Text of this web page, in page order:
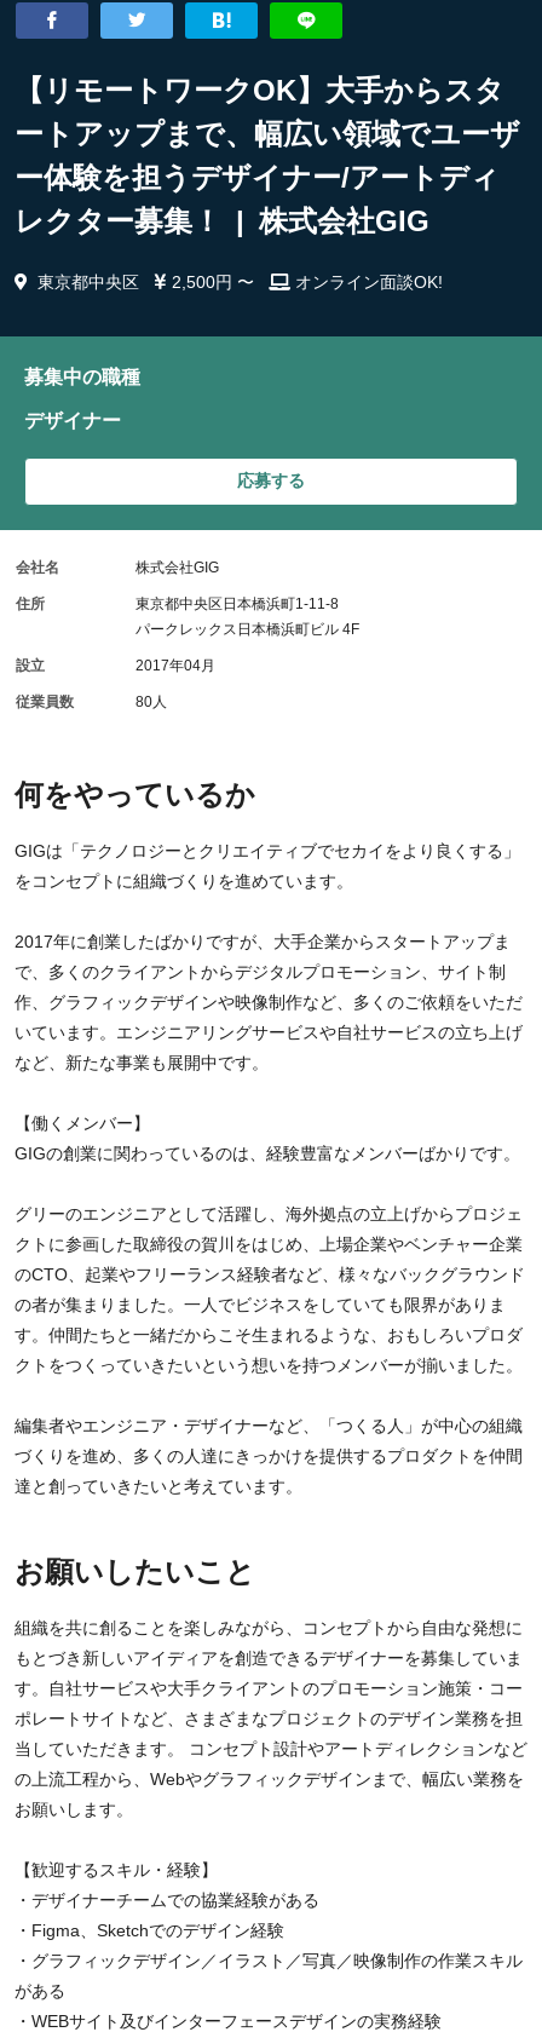
【リモートワークOK】大手からスタ
ートアップまで、幅広い領域でユーザ
ー体験を担うデザイナー/アートディ
レクター募集！ | 株式会社GIG
東京都中央区 2,500円 〜 オンライン面談OK!
何をやっているか
GIGは「テクノロジーとクリエイティブでセカイをより良くする」
をコンセプトに組織づくりを進めています。
2017年に創業したばかりですが、大手企業からスタートアップま
で、多くのクライアントからデジタルプロモーション、サイト制
作、グラフィックデザインや映像制作など、多くのご依頼をいただ
いています。エンジニアリングサービスや自社サービスの立ち上げ
など、新たな事業も展開中です。
【働くメンバー】
GIGの創業に関わっているのは、経験豊富なメンバーばかりです。
グリーのエンジニアとして活躍し、海外拠点の立上げからプロジェ
クトに参画した取締役の賀川をはじめ、上場企業やベンチャー企業
のCTO、起業やフリーランス経験者など、様々なバックグラウンド
の者が集まりました。一人でビジネスをしていても限界がありま
す。仲間たちと一緒だからこそ生まれるような、おもしろいプロダ
クトをつくっていきたいという想いを持つメンバーが揃いました。
編集者やエンジニア・デザイナーなど、「つくる人」が中心の組織
づくりを進め、多くの人達にきっかけを提供するプロダクトを仲間
達と創っていきたいと考えています。
お願いしたいこと
組織を共に創ることを楽しみながら、コンセプトから自由な発想に
もとづき新しいアイディアを創造できるデザイナーを募集していま
す。自社サービスや大手クライアントのプロモーション施策・コー
ポレートサイトなど、さまざまなプロジェクトのデザイン業務を担
当していただきます。 コンセプト設計やアートディレクションなど
の上流工程から、Webやグラフィックデザインまで、幅広い業務を
お願いします。
【歓迎するスキル・経験】
・デザイナーチームでの協業経験がある
・Figma、Sketchでのデザイン経験
・グラフィックデザイン／イラスト／写真／映像制作の作業スキル
がある
・WEBサイト及びインターフェースデザインの実務経験
募集中の職種
デザイナー
応募する
会社名 株式会社GIG
住所
東京都中央区日本橋浜町1-11-8
パークレックス日本橋浜町ビル 4F
設立 2017年04月
従業員数 80人